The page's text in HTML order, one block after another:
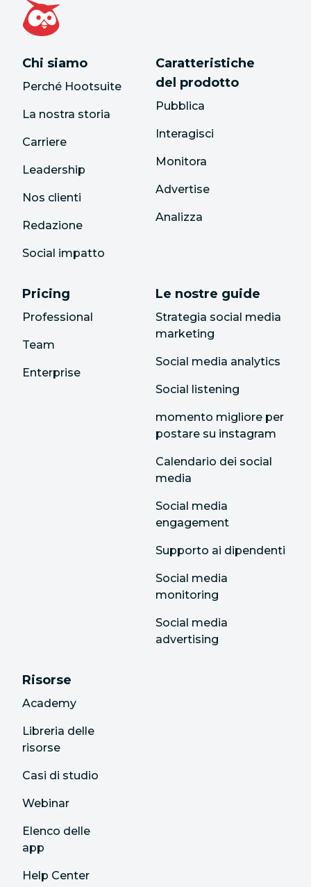
Chi siamo
Perché Hootsuite
La nostra storia
Carriere
Leadership
Nos clienti
Redazione
Social impatto
Caratteristiche
del prodotto
Pubblica
Interagisci
Monitora
Advertise
Analizza
Pricing
Professional
Team
Enterprise
Le nostre guide
Strategia social media
marketing
Social media analytics
Social listening
momento migliore per
postare su instagram
Calendario dei social
media
Social media
engagement
Supporto ai dipendenti
Social media
monitoring
Social media
advertising
Risorse
Academy
Libreria delle
risorse
Casi di studio
Webinar
Elenco delle
app
Help Center